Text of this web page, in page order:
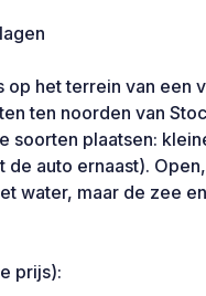
op het terrein van een
ten noorden van
soorten plaatsen:
de auto ernaast).
water, maar de zee
prijs):